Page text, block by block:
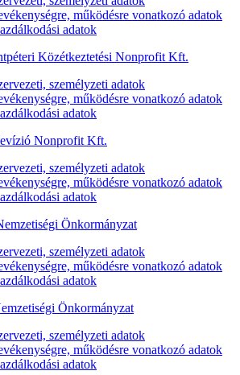
működésre vonatkozó adatok
adatok
Közétkeztetési Nonprofit Kft.
személyzeti adatok
működésre vonatkozó adatok
adatok
Nonprofit Kft.
személyzeti adatok
működésre vonatkozó adatok
adatok
Önkormányzat
személyzeti adatok
működésre vonatkozó adatok
adatok
Önkormányzat
személyzeti adatok
működésre vonatkozó adatok
adatok